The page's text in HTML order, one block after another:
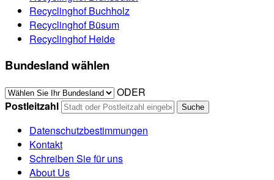
Recyclinghof Buchholz
Recyclinghof Büsum
Recyclinghof Heide
Bundesland wählen
ODER
Postleitzahl
Datenschutzbestimmungen
Kontakt
Schreiben Sie für uns
About Us